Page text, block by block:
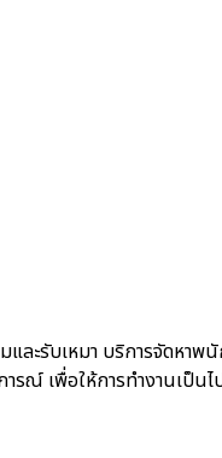
และรับเหมา บริการจัดห
ณ์ เพื่อให้การทำงานเป็น